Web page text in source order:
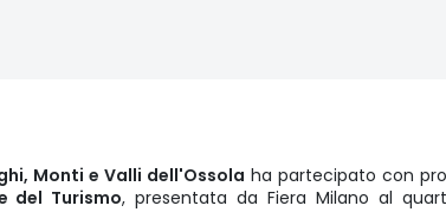
Monti e Valli dell'Ossola ha partecipato con
del Turismo, presentata da Fiera Milano al